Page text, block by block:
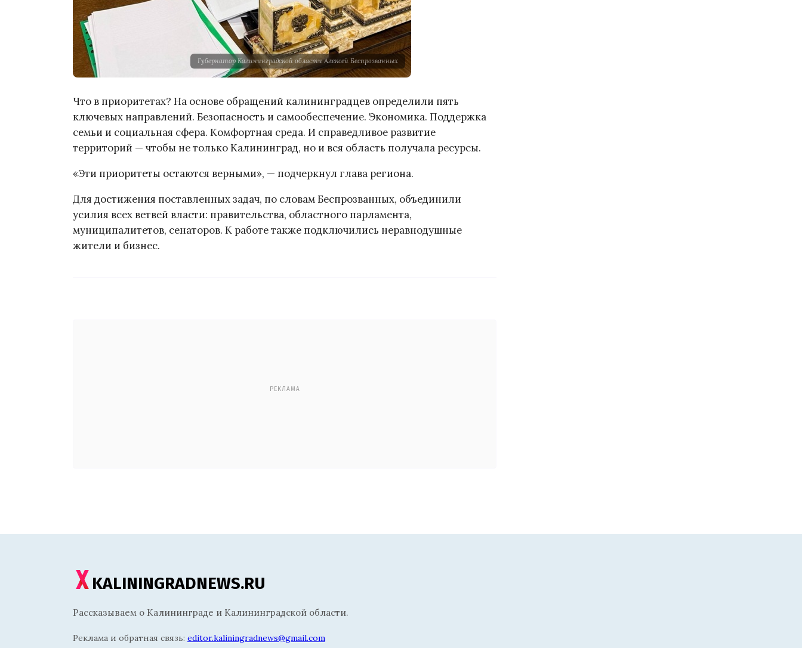
Губернатор Калининградской области Алексей Беспрозванных
Что в приоритетах? На основе обращений калининградцев определили пять
ключевых направлений. Безопасность и самообеспечение. Экономика. Поддержка
семьи и социальная сфера. Комфортная среда. И справедливое развитие
территорий — чтобы не только Калининград, но и вся область получала ресурсы.
«Эти приоритеты остаются верными», — подчеркнул глава региона.
Для достижения поставленных задач, по словам Беспрозванных, объединили
усилия всех ветвей власти: правительства, областного парламента,
муниципалитетов, сенаторов. К работе также подключились неравнодушные
жители и бизнес.
РЕКЛАМА
KALININGRADNEWS.RU
Рассказываем о Калининграде и Калининградской области.
Реклама и обратная связь: editor.kaliningradnews@gmail.com